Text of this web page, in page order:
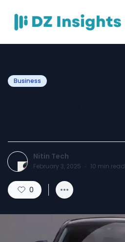
Business
Nitin Tech
February 3, 2025 · 10 min read
0